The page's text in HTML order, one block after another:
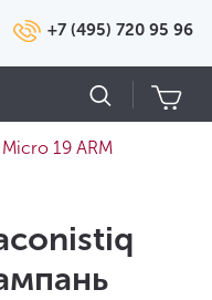
+7 (495) 720 95 96
Micro 19 ARM